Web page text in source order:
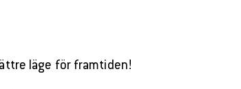
läge för framtiden!